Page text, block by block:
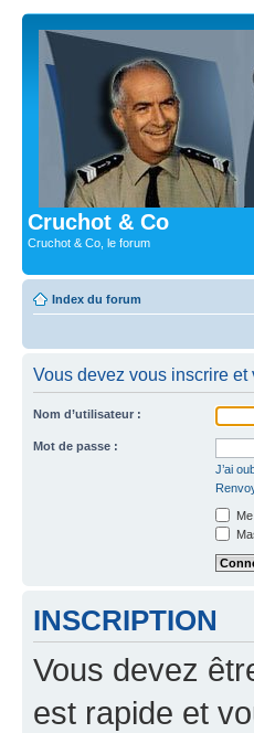
Cruchot & Co
Cruchot & Co, le forum
Index du forum
Vous devez vous inscrire
Nom d’utilisateur :
Mot de passe :
J’ai
INSCRIPTION
Vous devez
est rapide et